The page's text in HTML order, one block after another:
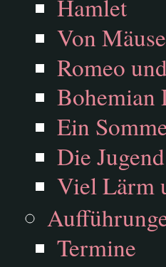
Hamlet
Von
Romeo
Bohemian
Ein
Die
Viel Lärm
Termine